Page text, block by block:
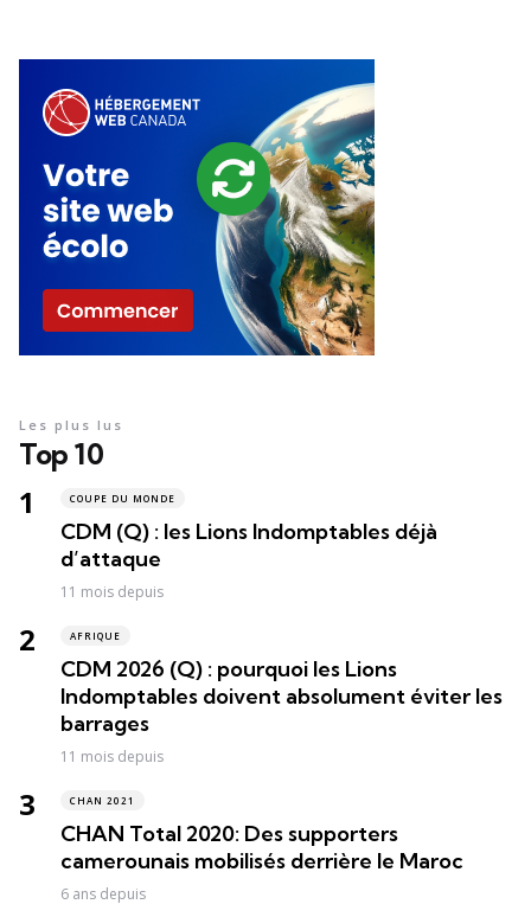
Top 10
Les plus lus
COUPE DU MONDE
CDM (Q) : les Lions Indomptables déjà
d’attaque
11 mois depuis
AFRIQUE
CDM 2026 (Q) : pourquoi les Lions
Indomptables doivent absolument éviter les
barrages
11 mois depuis
CHAN 2021
CHAN Total 2020: Des supporters
camerounais mobilisés derrière le Maroc
6 ans depuis